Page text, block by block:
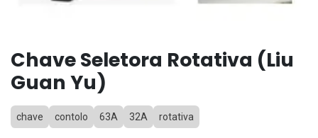
Chave Seletora Rotativa (Liu
Guan Yu)
chave contolo 63A 32A rotativa